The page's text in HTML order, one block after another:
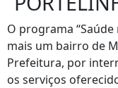
O programa
mais um bairro de
Prefeitura, por
os serviços